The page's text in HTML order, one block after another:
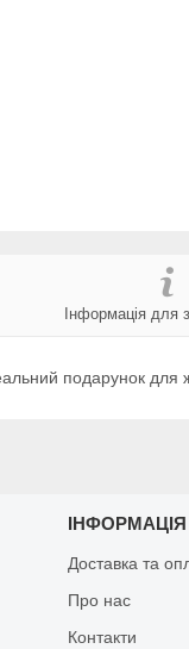
Інформація для
подарунок для
ІНФОРМАЦІЯ
Доставка та
Про нас
Контакти